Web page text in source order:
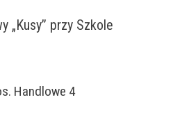
„Kusy” przy Szkole
Handlowe 4